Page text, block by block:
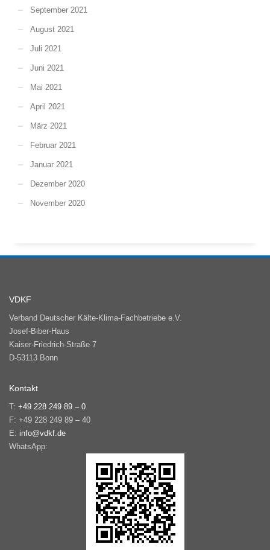
September 2021
August 2021
Juli 2021
Juni 2021
Mai 2021
April 2021
März 2021
Februar 2021
Januar 2021
Dezember 2020
November 2020
VDKF
Verband Deutscher Kälte-Klima-Fachbetriebe e.V.
Josef-Biber-Haus
Kaiser-Friedrich-Straße 7
D-53113 Bonn
Kontakt
T: +49 228 249 89 – 0
F: +49 228 249 89 – 40
E: info@vdkf.de
WhatsApp: